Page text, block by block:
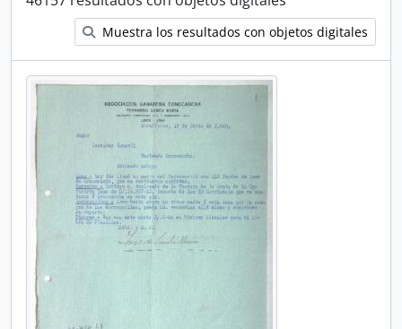
Muestra los resultados con objetos digitales